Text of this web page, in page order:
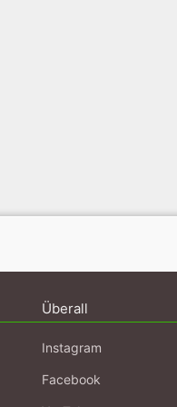
Überall
Instagram
Facebook